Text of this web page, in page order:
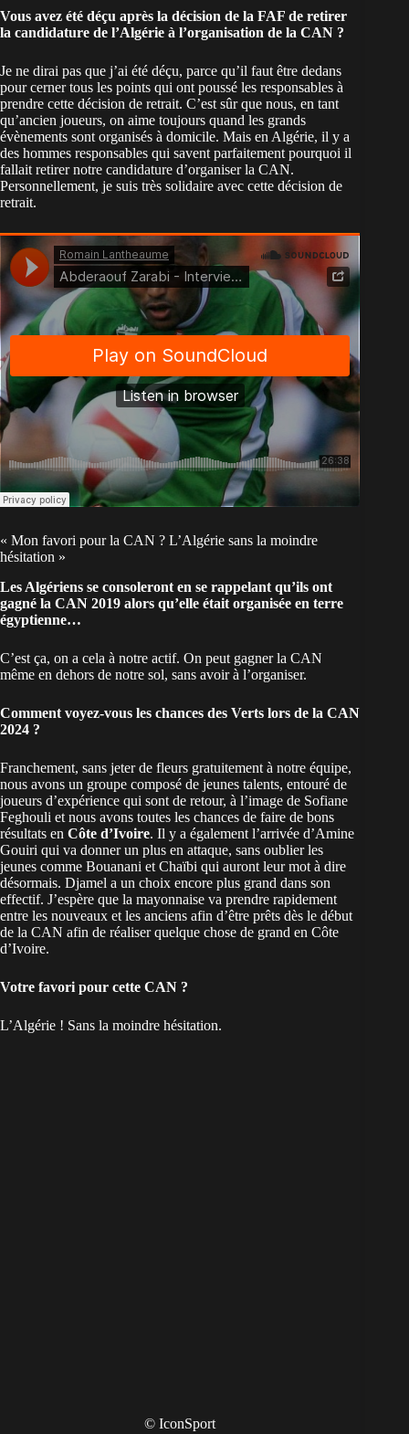
Vous avez été déçu après la décision de la FAF de retirer
la candidature de l’Algérie à l’organisation de la CAN ?
Je ne dirai pas que j’ai été déçu, parce qu’il faut être dedans
pour cerner tous les points qui ont poussé les responsables à
prendre cette décision de retrait. C’est sûr que nous, en tant
qu’ancien joueurs, on aime toujours quand les grands
évènements sont organisés à domicile. Mais en Algérie, il y a
des hommes responsables qui savent parfaitement pourquoi il
fallait retirer notre candidature d’organiser la CAN.
Personnellement, je suis très solidaire avec cette décision de
retrait.
« Mon favori pour la CAN ? L’Algérie sans la moindre
hésitation »
Les Algériens se consoleront en se rappelant qu’ils ont
gagné la CAN 2019 alors qu’elle était organisée en terre
égyptienne…
C’est ça, on a cela à notre actif. On peut gagner la CAN
même en dehors de notre sol, sans avoir à l’organiser.
Comment voyez-vous les chances des Verts lors de la CAN
2024 ?
Franchement, sans jeter de fleurs gratuitement à notre équipe,
nous avons un groupe composé de jeunes talents, entouré de
joueurs d’expérience qui sont de retour, à l’image de Sofiane
Feghouli et nous avons toutes les chances de faire de bons
résultats en Côte d’Ivoire. Il y a également l’arrivée d’Amine
Gouiri qui va donner un plus en attaque, sans oublier les
jeunes comme Bouanani et Chaïbi qui auront leur mot à dire
désormais. Djamel a un choix encore plus grand dans son
effectif. J’espère que la mayonnaise va prendre rapidement
entre les nouveaux et les anciens afin d’être prêts dès le début
de la CAN afin de réaliser quelque chose de grand en Côte
d’Ivoire.
Votre favori pour cette CAN ?
L’Algérie ! Sans la moindre hésitation.
© IconSport